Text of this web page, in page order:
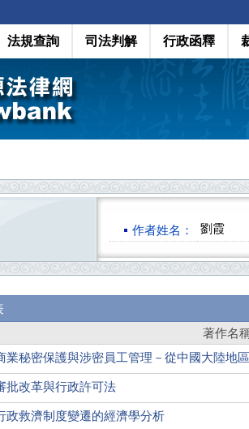
法規查詢 司法判解 行政函釋
作者姓名： 劉霞
著作名
業秘密保護與涉密員工管理－從中國大陸地
批改革與行政許可法
政救濟制度變遷的經濟學分析